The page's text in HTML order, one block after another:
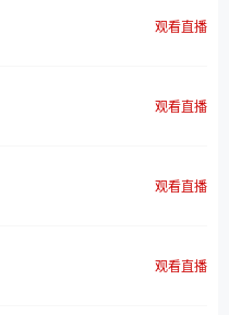
观看直播
观看直播
观看直播
观看直播